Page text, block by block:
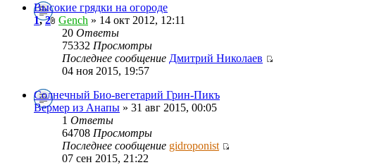
Высокие грядки на огороде
1,2 Gench » 14 окт 2012, 12:11
20 Ответы
75332 Просмотры
Последнее сообщение Дмитрий Николаев
04 ноя 2015, 19:57
Солнечный Био-вегетарий Грин-Пикъ
Вермер из Анапы » 31 авг 2015, 00:05
1 Ответы
64708 Просмотры
Последнее сообщение gidroponist
07 сен 2015, 21:22